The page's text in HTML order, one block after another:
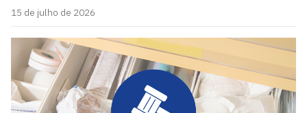
15 de julho de 2026